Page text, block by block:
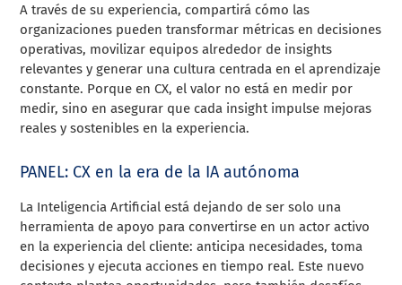
A través de su experiencia, compartirá cómo las
organizaciones pueden transformar métricas en decisiones
operativas, movilizar equipos alrededor de insights
relevantes y generar una cultura centrada en el aprendizaje
constante. Porque en CX, el valor no está en medir por
medir, sino en asegurar que cada insight impulse mejoras
reales y sostenibles en la experiencia.
PANEL: CX en la era de la IA autónoma
La Inteligencia Artificial está dejando de ser solo una
herramienta de apoyo para convertirse en un actor activo
en la experiencia del cliente: anticipa necesidades, toma
decisiones y ejecuta acciones en tiempo real. Este nuevo